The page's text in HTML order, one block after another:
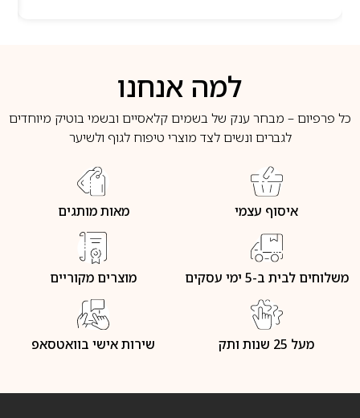
למה אנחנו
כל פרפיום – מבחר ענק של בשמים קלאסיים ובשמי בוטיק מיוחדים
לגברים ונשים לצד מוצרי טיפוח לגוף ולשיער
איסוף עצמי מאות מותגים
משלוחים לבית ב-5 ימי עסקים מוצרים מקוריים
מעל 25 שנות ותק שירות אישי בוואטסאפ